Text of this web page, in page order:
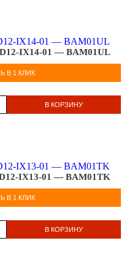
IX14-01 — BAM01UL
В 1 КЛИК
В КОРЗИНУ
IX13-01 — BAM01TK
В 1 КЛИК
В КОРЗИНУ